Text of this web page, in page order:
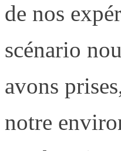
de nos
scénario
avons
notre